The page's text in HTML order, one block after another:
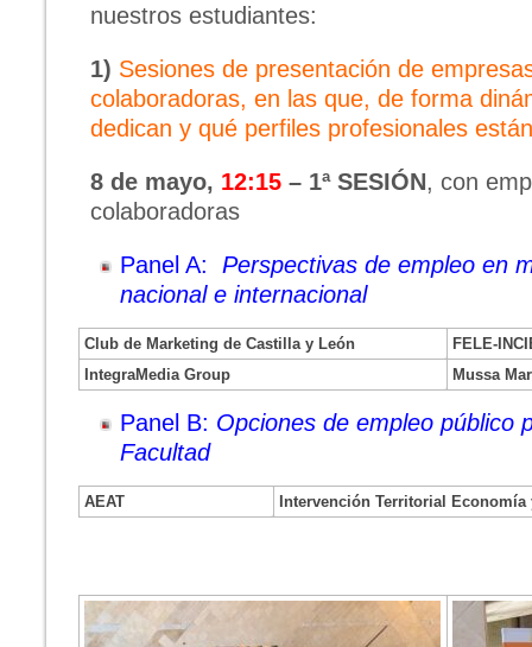
nuestros estudiantes:
1) Sesiones de presentación de
colaboradoras, en las que, de forma
dedican y qué perfiles profesionales
8 de mayo, 12:15– 1ª SESIÓN, con
colaboradoras
Panel A: Perspectivas de empleo en
nacional e internacional
Club de Marketing de Castilla y León
FELE-
IntegraMedia Group
Mussa
Panel B: Opciones de empleo público
Facultad
AEAT Intervención Territorial Economía